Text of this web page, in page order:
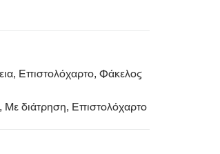
Επιστολόχαρτο, Φάκελος
διάτρηση, Επιστολόχαρτο